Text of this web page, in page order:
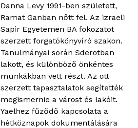
Danna Levy 1991-ben született,
Ramat Ganban nőtt fel. Az izraeli
Sapir Egyetemen BA fokozatot
szerzett forgatókönyvíró szakon.
Tanulmányai során Sderotban
lakott, és különböző önkéntes
munkákban vett részt. Az ott
szerzett tapasztalatok segítették
megismernie a várost és lakóit.
Yaelhez fűződő kapcsolata a
hétköznapok dokumentálására